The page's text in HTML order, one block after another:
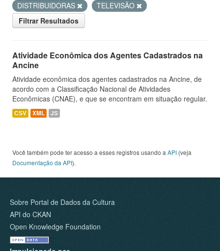
DISTRIBUIDORAS
TELEVISÃO
Filtrar Resultados
Atividade Econômica dos Agentes Cadastrados na
Ancine
Atividade econômica dos agentes cadastrados na Ancine, de
acordo com a Classificação Nacional de Atividades
Econômicas (CNAE), e que se encontram em situação regular.
CSV XML JS
Você também pode ter acesso a esses registros usando a API (veja
Documentação da API).
Sobre Portal de Dados da Cultura
API do CKAN
Open Knowledge Foundation